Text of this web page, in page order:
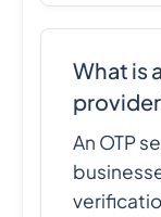
What is
An OTP